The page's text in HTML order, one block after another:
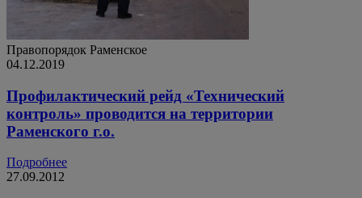
Правопорядок Раменское
04.12.2019
Профилактический рейд «Технический
контроль» проводится на территории
Раменского г.о.
Подробнее
27.09.2012